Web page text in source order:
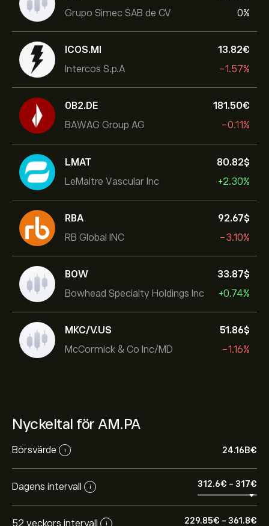
Grupo Simec SAB de CV
0%
ICOS.MI
Intercos S.p.A
13.82‎€‎
-1.57%
0B2.DE
BAWAG Group AG
181.50‎€‎
-0.11%
LMAT
LeMaitre Vascular Inc
80.82‎$‎
+2.30%
RBA
RB Global INC
92.67‎$‎
-3.10%
BOW
Bowhead Specialty Holdings Inc
33.87‎$‎
+0.74%
MKC/V.US
McCormick & Co Inc/MD
51.86‎$‎
-1.16%
Nyckeltal för AM.PA
Börsvärde i 24.16B‎€‎
Dagens intervall i 312.6‎€‎ - 317‎€‎
52 veckors intervall i 229.85‎€‎ - 361.8‎€‎